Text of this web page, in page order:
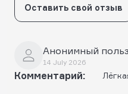
Оставить свой отзыв
Анонимный
14 July 2026
Комментарий: